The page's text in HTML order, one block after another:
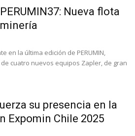
Nueva flota
en la última edición de PERUMIN,
cuatro nuevos equipos Zapler, de gran
su presencia en la
Expomin Chile 2025